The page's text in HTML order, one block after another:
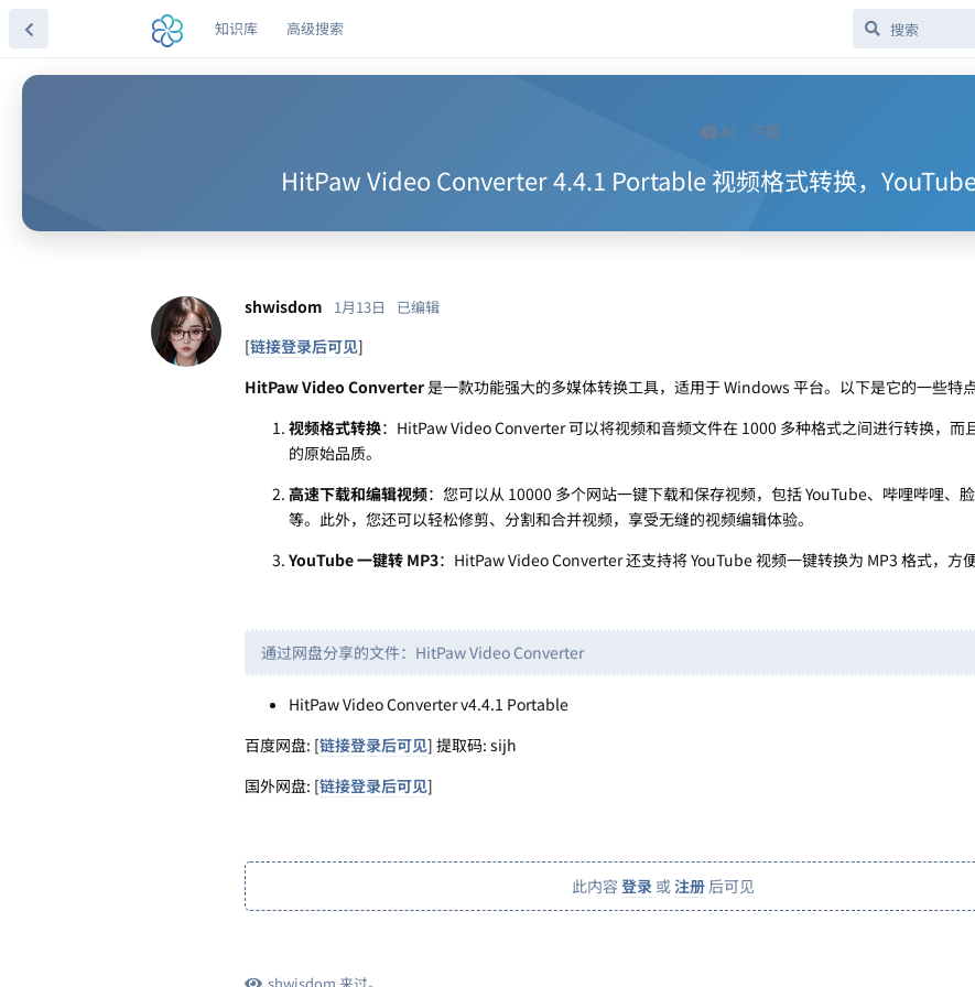
知识库 高级搜索
AI 下载
HitPaw Video Converter 4.4.1 Portable 视频格式转换，
shwisdom 1月13日 已编辑
[链接登录后可见]
HitPaw Video Converter是一款功能强大的多媒体转换工具，适用于 Windows 平台。以下是它的一些特点
视频格式转换：HitPaw Video Converter 可以将视频和音频文件在 1000 多种格式之间进行转换，而
的原始品质。
高速下载和编辑视频：您可以从 10000 多个网站一键下载和保存视频，包括 YouTube、哔哩哔哩、
等。此外，您还可以轻松修剪、分割和合并视频，享受无缝的视频编辑体验。
YouTube 一键转 MP3：HitPaw Video Converter 还支持将 YouTube 视频一键转换为 MP3 格式，方
通过网盘分享的文件：HitPaw Video Converter
HitPaw Video Converter v4.4.1 Portable
百度网盘: [链接登录后可见] 提取码: sijh
国外网盘: [链接登录后可见]
此内容 登录 或注册 后可见